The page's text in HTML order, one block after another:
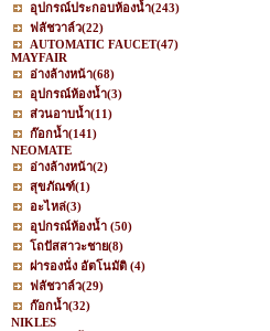
อุปกรณ์ประกอบห้องน้ำ(243)
ฟลัชวาล์ว(22)
AUTOMATIC FAUCET(47)
MAYFAIR
อ่างล้างหน้า(68)
อุปกรณ์ห้องน้ำ(3)
ส่วนอาบน้ำ(11)
ก๊อกน้ำ(141)
NEOMATE
อ่างล้างหน้า(2)
สุขภัณฑ์(1)
อะไหล่(3)
อุปกรณ์ห้องน้ำ (50)
โถปัสสาวะชาย(8)
ฝารองนั่ง อัตโนมัติ (4)
ฟลัชวาล์ว(29)
ก๊อกน้ำ(32)
NIKLES